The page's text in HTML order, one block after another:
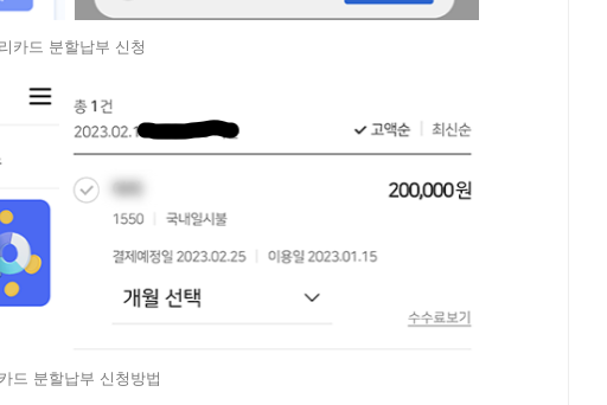
카드 분할납부 신청
드 분할납부 신청방법